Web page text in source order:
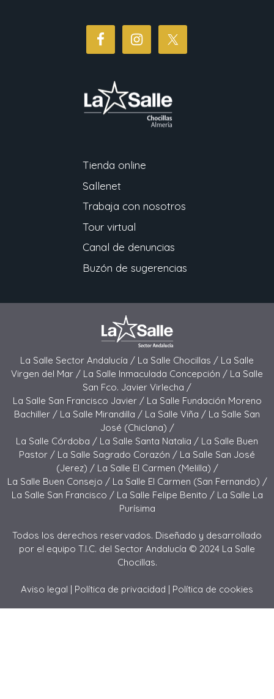
Tienda online
Sallenet
Trabaja con nosotros
Tour virtual
Canal de denuncias
Buzón de sugerencias
La Salle Sector Andalucía / La Salle Chocillas / La Salle
Virgen del Mar / La Salle Inmaculada Concepción / La Salle
San Fco. Javier Virlecha /
La Salle San Francisco Javier / La Salle Fundación Moreno
Bachiller / La Salle Mirandilla / La Salle Viña / La Salle San
José (Chiclana) /
La Salle Córdoba / La Salle Santa Natalia / La Salle Buen
Pastor / La Salle Sagrado Corazón / La Salle San José
(Jerez) / La Salle El Carmen (Melilla) /
La Salle Buen Consejo / La Salle El Carmen (San Fernando) /
La Salle San Francisco / La Salle Felipe Benito / La Salle La
Purísima
Todos los derechos reservados. Diseñado y desarrollado
por el equipo T.I.C. del Sector Andalucía © 2024 La Salle
Chocillas.
Aviso legal Política de privacidad Política de cookies